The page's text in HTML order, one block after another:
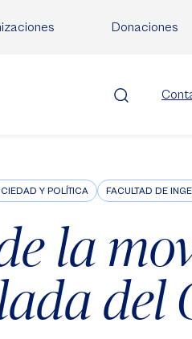
Donaciones
Y POLÍTICA FACULTAD DE
la
del